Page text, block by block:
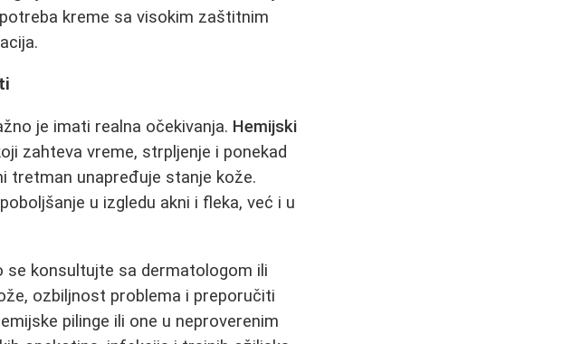
kreme sa visokim zaštitnim
je imati realna očekivanja. Hemijski
zahteva vreme, strpljenje i ponekad
tretman unapređuje stanje kože.
u izgledu akni i fleka, već i u
se konsultujte sa dermatologom ili
ozbiljnost problema i preporučiti
pilinge ili one u neproverenim